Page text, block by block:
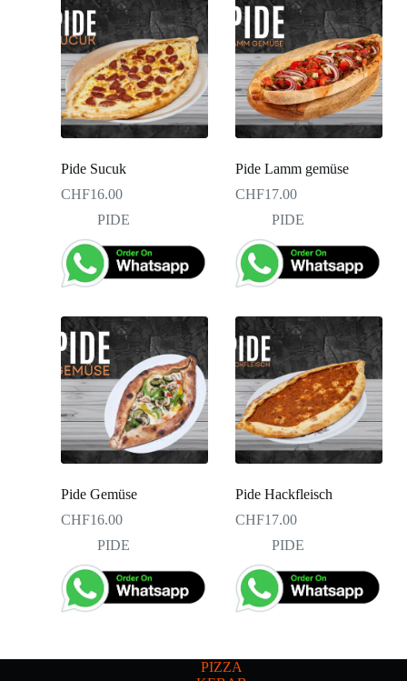
Pide Sucuk
CHF16.00
PIDE
Pide Lamm gemüse
CHF17.00
PIDE
Pide Gemüse
CHF16.00
PIDE
Pide Hackfleisch
CHF17.00
PIDE
PIZZA